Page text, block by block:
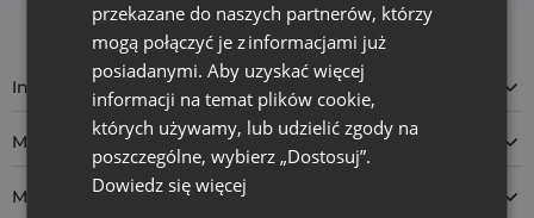
Informacja
Moje konto
Masz pytanie?
przekazane do naszych partnerów, którzy
mogą połączyć je z informacjami już
posiadanymi. Aby uzyskać więcej
informacji na temat plików cookie,
których używamy, lub udzielić zgody na
poszczególne, wybierz „Dostosuj”.
Dowiedz się więcej